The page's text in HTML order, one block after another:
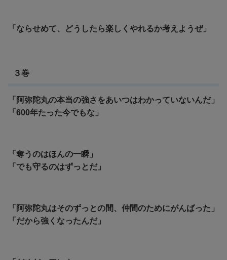
「ならせめて、どうしたら楽しくやれるか考えようぜ」
３巻
「阿弥陀丸の本当の強さをあいつはわかっていないんだ」
「600年たった今でもな」
「奪うのはほんの一瞬」
「でも守るのはずっとだ」
「阿弥陀丸はそのずっとの間、仲間のためにがんばった」
「だから強くなったんだ」